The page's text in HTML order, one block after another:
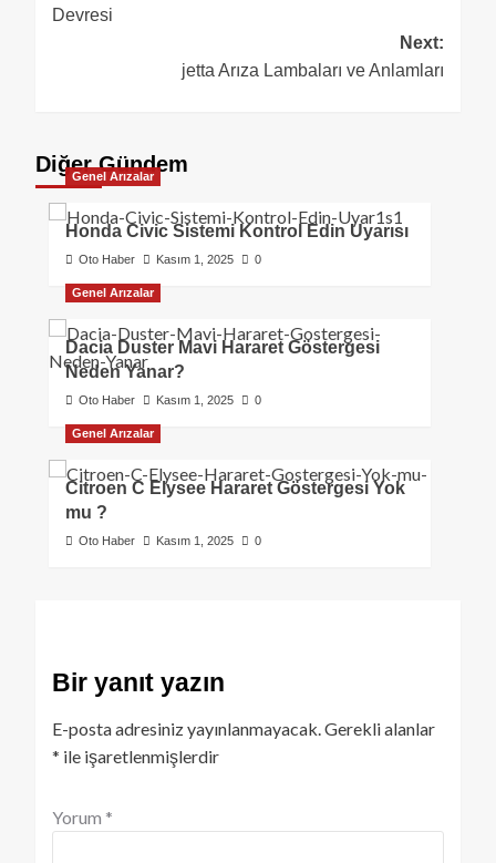
Devresi
Next:
jetta Arıza Lambaları ve Anlamları
Diğer Gündem
Genel Arızalar
Honda Civic Sistemi Kontrol Edin Uyarısı
Oto Haber Kasım 1, 2025 0
Genel Arızalar
Dacia Duster Mavi Hararet Göstergesi
Neden Yanar?
Oto Haber Kasım 1, 2025 0
Genel Arızalar
Citroen C Elysee Hararet Göstergesi Yok
mu ?
Oto Haber Kasım 1, 2025 0
Bir yanıt yazın
E-posta adresiniz yayınlanmayacak.Gerekli alanlar
* ile işaretlenmişlerdir
Yorum *